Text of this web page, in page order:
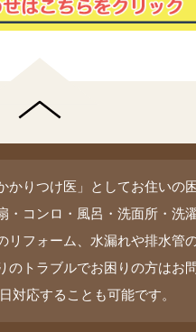
かりつけ医」としてお住いの
・コンロ・風呂・洗面所・洗
リフォーム、水漏れや排水管
のトラブルでお困りの方はお
対応することも可能です。